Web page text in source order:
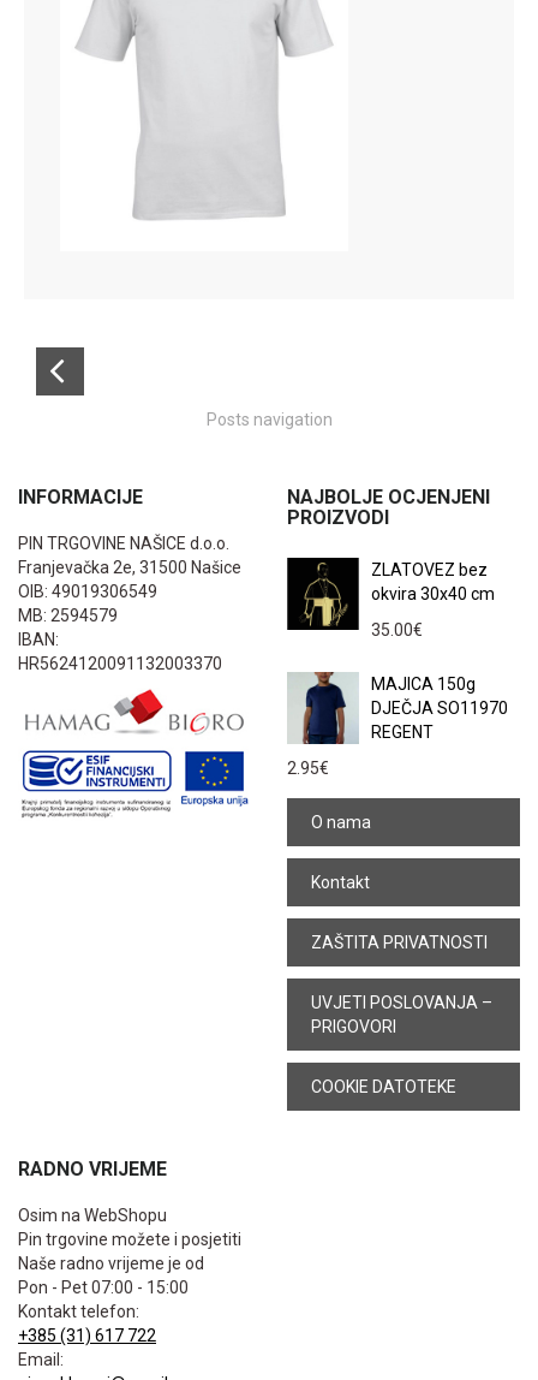
Posts navigation
INFORMACIJE
PIN TRGOVINE NAŠICE d.o.o.
Franjevačka 2e, 31500 Našice
OIB: 49019306549
MB: 2594579
IBAN:
HR5624120091132003370
NAJBOLJE OCJENJENI
PROIZVODI
ZLATOVEZ bez
okvira 30x40 cm
35.00€
MAJICA 150g
DJEČJA SO11970
REGENT
2.95€
O nama
Kontakt
ZAŠTITA PRIVATNOSTI
UVJETI POSLOVANJA –
PRIGOVORI
COOKIE DATOTEKE
RADNO VRIJEME
Osim na WebShopu
Pin trgovine možete i posjetiti
Naše radno vrijeme je od
Pon - Pet 07:00 - 15:00
Kontakt telefon:
+385 (31) 617 722
Email: